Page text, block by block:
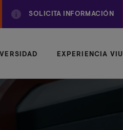
SOLICITA INFORMACIÓN
EXPERIENCIA VIU